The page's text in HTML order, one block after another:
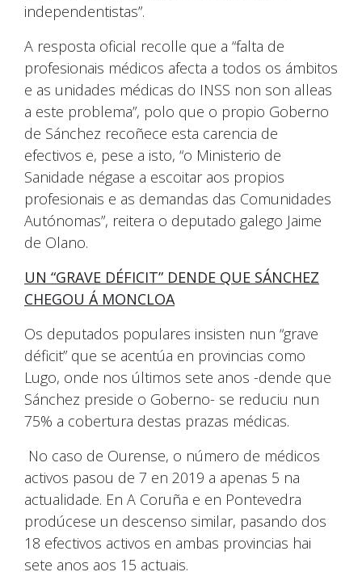
independentistas”.
A resposta oficial recolle que a “falta de
profesionais médicos afecta a todos os ámbitos
e as unidades médicas do INSS non son alleas
a este problema”, polo que o propio Goberno
de Sánchez recoñece esta carencia de
efectivos e, pese a isto, “o Ministerio de
Sanidade négase a escoitar aos propios
profesionais e as demandas das Comunidades
Autónomas”, reitera o deputado galego Jaime
de Olano.
UN “GRAVE DÉFICIT” DENDE QUE SÁNCHEZ
CHEGOU Á MONCLOA
Os deputados populares insisten nun “grave
déficit” que se acentúa en provincias como
Lugo, onde nos últimos sete anos -dende que
Sánchez preside o Goberno- se reduciu nun
75% a cobertura destas prazas médicas.
No caso de Ourense, o número de médicos
activos pasou de 7 en 2019 a apenas 5 na
actualidade. En A Coruña e en Pontevedra
prodúcese un descenso similar, pasando dos
18 efectivos activos en ambas provincias hai
sete anos aos 15 actuais.